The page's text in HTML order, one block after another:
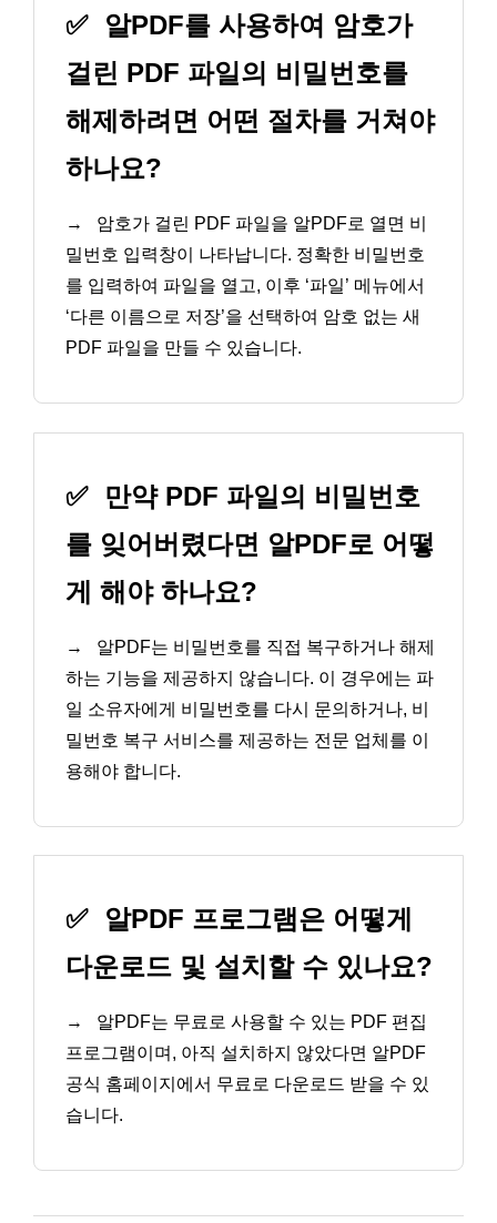
✅
알PDF를 사용하여 암호가
걸린 PDF 파일의 비밀번호를
해제하려면 어떤 절차를 거쳐야
하나요?
→
암호가 걸린 PDF 파일을 알PDF로 열면 비
밀번호 입력창이 나타납니다. 정확한 비밀번호
를 입력하여 파일을 열고, 이후 ‘파일’ 메뉴에서
‘다른 이름으로 저장’을 선택하여 암호 없는 새
PDF 파일을 만들 수 있습니다.
✅
만약 PDF 파일의 비밀번호
를 잊어버렸다면 알PDF로 어떻
게 해야 하나요?
→
알PDF는 비밀번호를 직접 복구하거나 해제
하는 기능을 제공하지 않습니다. 이 경우에는 파
일 소유자에게 비밀번호를 다시 문의하거나, 비
밀번호 복구 서비스를 제공하는 전문 업체를 이
용해야 합니다.
✅
알PDF 프로그램은 어떻게
다운로드 및 설치할 수 있나요?
→
알PDF는 무료로 사용할 수 있는 PDF 편집
프로그램이며, 아직 설치하지 않았다면 알PDF
공식 홈페이지에서 무료로 다운로드 받을 수 있
습니다.